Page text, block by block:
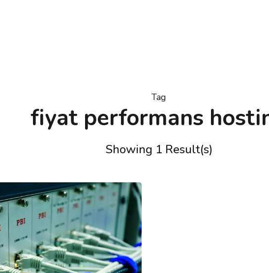
Tag
fiyat performans
Showing 1 Result(s)